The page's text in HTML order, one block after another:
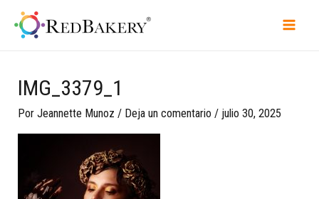
IMG_3379_1
PorJeannette Munoz / Deja un comentario / julio 30, 2025